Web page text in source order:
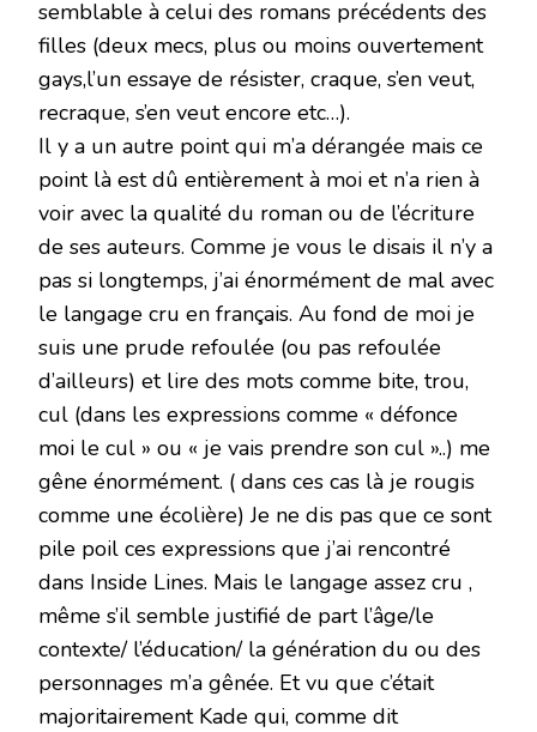
semblable à celui des romans précédents des
filles (deux mecs, plus ou moins ouvertement
gays,l’un essaye de résister, craque, s’en veut,
recraque, s’en veut encore etc…).
Il y a un autre point qui m’a dérangée mais ce
point là est dû entièrement à moi et n’a rien à
voir avec la qualité du roman ou de l’écriture
de ses auteurs. Comme je vous le disais il n’y a
pas si longtemps, j’ai énormément de mal avec
le langage cru en français. Au fond de moi je
suis une prude refoulée (ou pas refoulée
d’ailleurs) et lire des mots comme bite, trou,
cul (dans les expressions comme « défonce
moi le cul » ou « je vais prendre son cul »..) me
gêne énormément. ( dans ces cas là je rougis
comme une écolière) Je ne dis pas que ce sont
pile poil ces expressions que j’ai rencontré
dans Inside Lines. Mais le langage assez cru ,
même s’il semble justifié de part l’âge/le
contexte/ l’éducation/ la génération du ou des
personnages m’a gênée. Et vu que c’était
majoritairement Kade qui, comme dit